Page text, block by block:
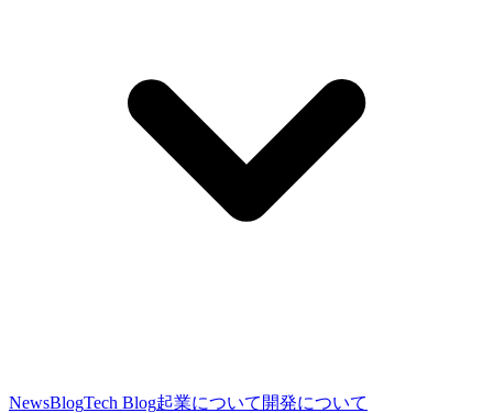
NewsBlogTech Blog起業について 開発について